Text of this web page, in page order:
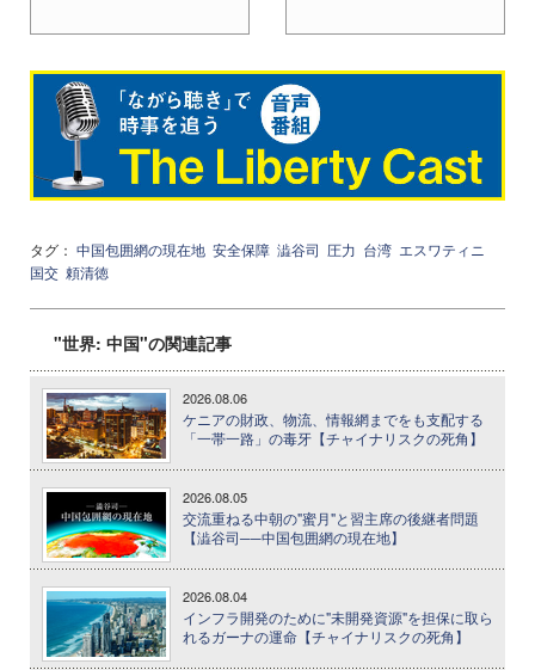
タグ： 中国包囲網の現在地 安全保障 澁谷司 圧力 台湾 エスワティニ
国交 頼清徳
"世界: 中国"の関連記事
2026.08.06
ケニアの財政、物流、情報網までをも支配する
「一帯一路」の毒牙【チャイナリスクの死角】
2026.08.05
交流重ねる中朝の"蜜月"と習主席の後継者問題
【澁谷司──中国包囲網の現在地】
2026.08.04
インフラ開発のために"未開発資源"を担保に取ら
れるガーナの運命【チャイナリスクの死角】